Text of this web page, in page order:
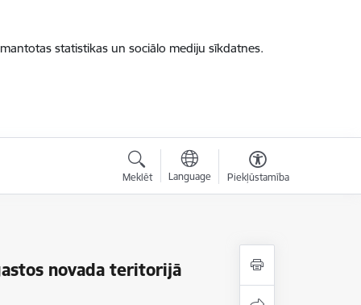
statistikas un sociālo mediju sīkdatnes.
Meklēt Language Piekļūstamība
novada teritorijā